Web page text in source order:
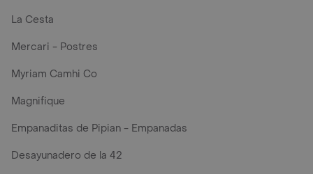
La Cesta
Mercari - Postres
Myriam Camhi Co
Magnifique
Empanaditas de Pipian - Empanadas
Desayunadero de la 42